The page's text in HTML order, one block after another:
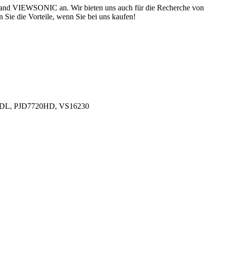
VIEWSONIC an. Wir bieten uns auch für die Recherche von
Sie die Vorteile, wenn Sie bei uns kaufen!
PJD7720HD, VS16230